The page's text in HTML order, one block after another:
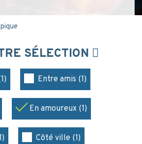
SÉLECTION
Entre amis (1)
En amoureux (1)
Côté ville (1)